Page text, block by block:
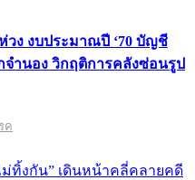
วง งบประมาณปี ‘70 บัญชี
ำนอง วิกฤติการคลังซ่อนรูป
ค
ทิ้งกัน” เดินหน้าคลี่คลายคดี